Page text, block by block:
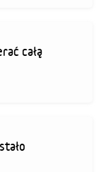
całą